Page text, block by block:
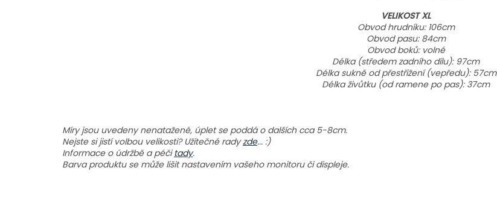
VELIKOST XL
Obvod hrudníku: 106cm
Obvod pasu: 84cm
Obvod boků: volné
Délka (středem zadního dílu): 97cm
Délka sukně od přestřižení (vepředu): 57cm
Délka živůtku (od ramene po pas): 37cm
Míry jsou uvedeny nenatažené, úplet se poddá o dalších cca 5-8cm.
Nejste si jistí volbou velikosti? Užitečné rady zde... :)
Informace o údržbě a péči tady.
Barva produktu se může lišit nastavením vašeho monitoru či displeje.